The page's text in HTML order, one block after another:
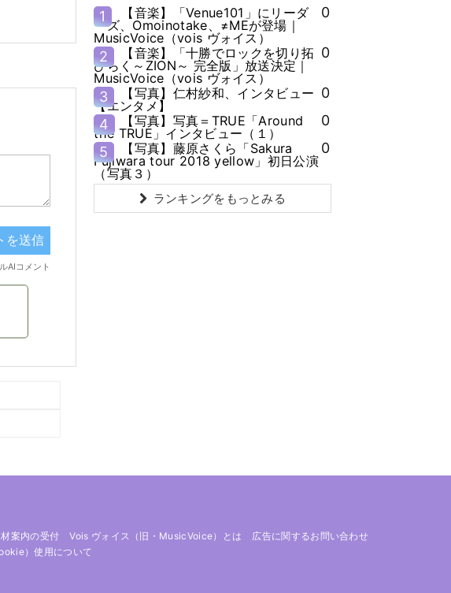
1
【音楽】「Venue101」にリーダ
ーズ、Omoinotake、≠MEが登場｜
MusicVoice（vois ヴォイス）
0
2
【音楽】「十勝でロックを切り拓
ひらく～ZION～ 完全版」放送決定｜
MusicVoice（vois ヴォイス）
0
3
【写真】仁村紗和、インタビュー
【エンタメ】
0
4
【写真】写真＝TRUE「Around
the TRUE」インタビュー（１）
0
5
【写真】藤原さくら「Sakura
Fujiwara tour 2018 yellow」初日公演
（写真３）
0
ランキングをもっとみる
案内の受付 Vois ヴォイス（旧・MusicVoice）とは
広告に関するお問い合わせ
）使用について